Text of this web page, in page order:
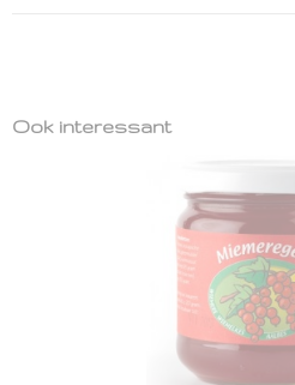
Ook interessant